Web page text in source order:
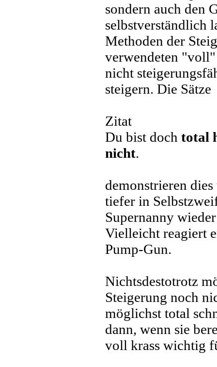
sondern auch den
selbstverständlich
Methoden der
verwendeten "voll"
nicht
steigern. Die Sätze
Zitat
Du bist doch total
nicht.
demonstrieren
tiefer in
Supernanny
Vielleicht reagiert
Pump-Gun.
Nichtsdestotrotz
Steigerung noch
möglichst total
dann, wenn sie
voll krass wichtig